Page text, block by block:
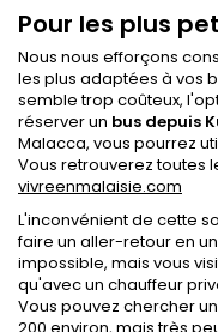
Pour les plus
Nous nous efforçons
les plus adaptées à vos
semble trop coûteux,
réserver un bus depuis
Malacca, vous pourrez
Vous retrouverez toutes
vivreenmalaisie.com
L'inconvénient de cette
faire un aller-retour en
impossible, mais vous
qu'avec un chauffeur
Vous pouvez chercher